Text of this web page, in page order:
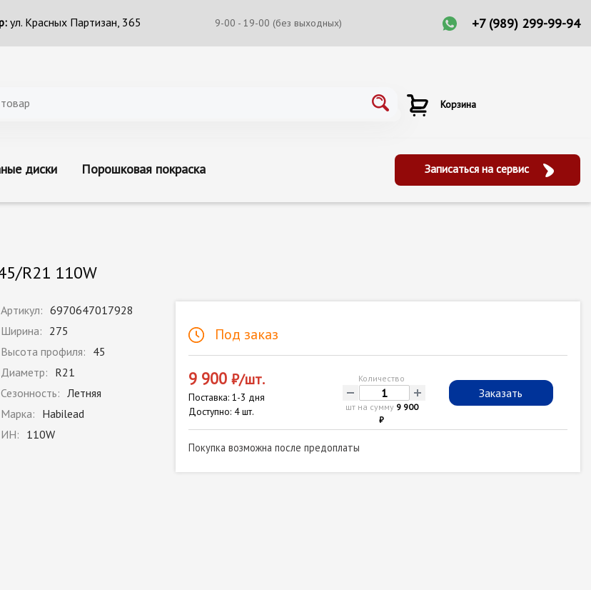
ул. Красных Партизан, 365 9-00 - 19-00 (без выходных) +7 (989) 299-99-94
Корзина
диски Порошковая покраска Записаться на сервис
R21 110W
Артикул: 6970647017928
Ширина: 275
Высота профиля: 45
Диаметр: R21
Сезонность: Летняя
Марка: Habilead
ИН: 110W
Под заказ
9 900 ₽/шт.
Поставка: 1-3 дня
Доступно: 4 шт.
Количество
- +
шт на сумму 9 900
₽
Заказать
Покупка возможна после предоплаты